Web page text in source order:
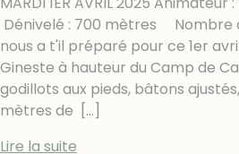
Dénivelé : 700 mètres Nombre
nous a t'il préparé pour ce 1er
Gineste à hauteur du Camp de
godillots aux pieds, bâtons
mètres de
[…]
Lire la suite